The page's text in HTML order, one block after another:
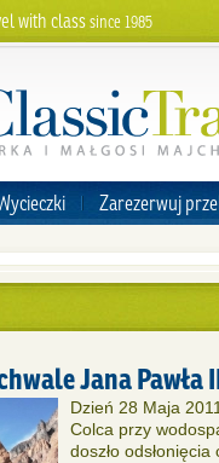
with classsince 1985
Zarezerwuj
Jana Pawła
Dzień 28 Maja
Colca przy
doszło